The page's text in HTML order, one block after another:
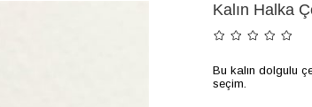
Kalın Halka
Bu kalın dolgulu
seçim.